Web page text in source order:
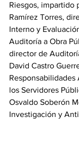
Riesgos, impartido
Ramírez Torres,
Interno y
Auditoría a Obra
director de
David Castro
los Servidores
Osvaldo Soberón
Investigación y